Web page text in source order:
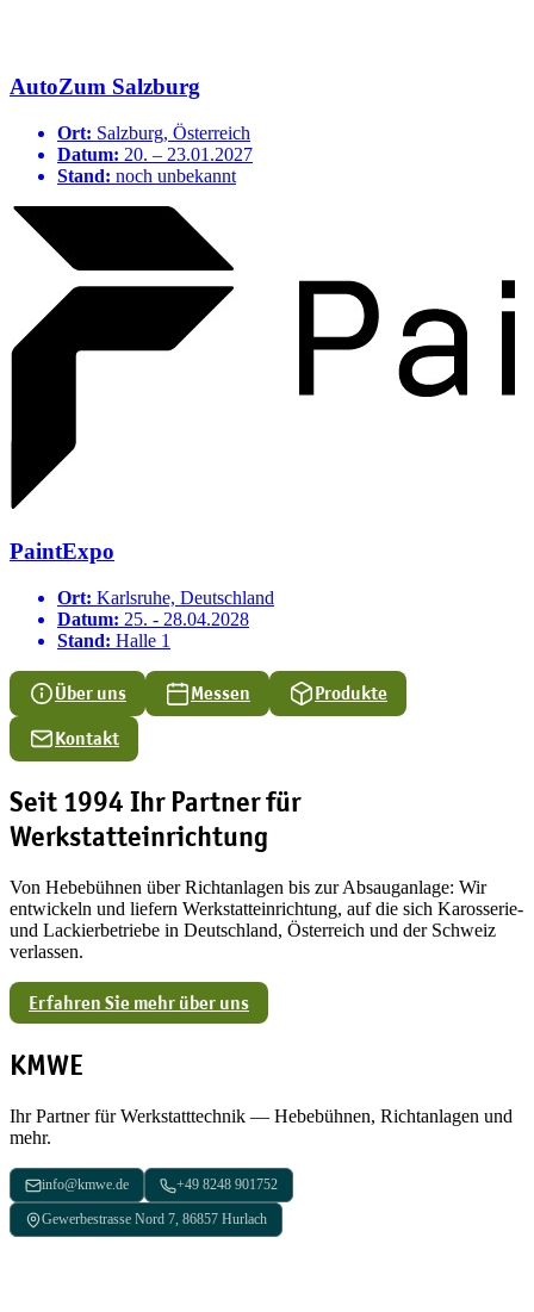
AutoZum Salzburg
Ort: Salzburg, Österreich
Datum: 20. – 23.01.2027
Stand: noch unbekannt
PaintExpo
Ort: Karlsruhe, Deutschland
Datum: 25. - 28.04.2028
Stand: Halle 1
Über uns Messen
Produkte
Kontakt
Seit 1994 Ihr Partner für
Werkstatteinrichtung
Von Hebebühnen über Richtanlagen bis zur Absauganlage: Wir
entwickeln und liefern Werkstatteinrichtung, auf die sich Karosserie-
und Lackierbetriebe in Deutschland, Österreich und der Schweiz
verlassen.
Erfahren Sie mehr über uns
KMWE
Ihr Partner für Werkstatttechnik — Hebebühnen, Richtanlagen und
mehr.
info@kmwe.de +49 8248 901752
Gewerbestrasse Nord 7, 86857 Hurlach